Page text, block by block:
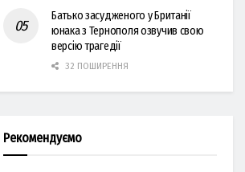
Батько засудженого у Британії
юнака з Тернополя озвучив свою
версію трагедії
32 ПОШИРЕННЯ
Рекомендуємо